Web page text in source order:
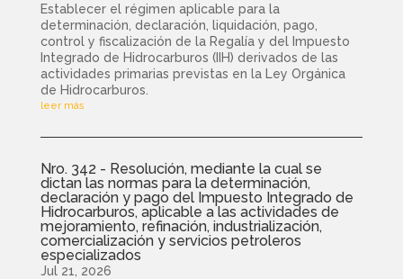
Establecer el régimen aplicable para la
determinación, declaración, liquidación, pago,
control y fiscalización de la Regalía y del Impuesto
Integrado de Hidrocarburos (IIH) derivados de las
actividades primarias previstas en la Ley Orgánica
de Hidrocarburos.
leer más
Nro. 342 - Resolución, mediante la cual se
dictan las normas para la determinación,
declaración y pago del Impuesto Integrado de
Hidrocarburos, aplicable a las actividades de
mejoramiento, refinación, industrialización,
comercialización y servicios petroleros
especializados
Jul 21, 2026